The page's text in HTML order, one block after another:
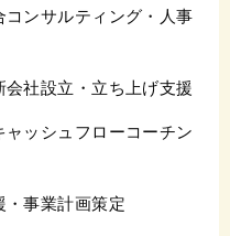
コンサルティング・人事
社設立・立ち上げ支援
ッシュフローコーチン
・事業計画策定